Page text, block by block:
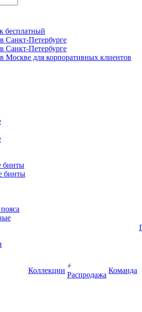
бесплатный
Санкт-Петербурге
Санкт-Петербурге
Москве для корпоративных клиентов
бинты
бинты
Коллекции
Распродажа
Команда